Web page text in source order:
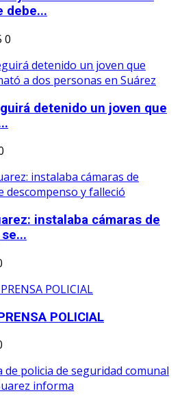
debe...
0
detenido un joven que
instalaba cámaras de
POLICIAL